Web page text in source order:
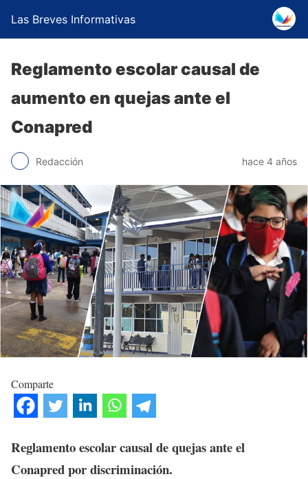
Las Breves Informativas
Reglamento escolar causal de
aumento en quejas ante el
Conapred
Redacción hace 4 años
Comparte
Reglamento escolar causal de quejas ante el
Conapred por discriminación.